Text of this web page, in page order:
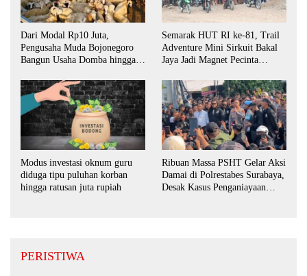
Dari Modal Rp10 Juta,
Pengusaha Muda Bojonegoro
Bangun Usaha Domba hingga
Semarak HUT RI ke-81, Trail
Adventure Mini Sirkuit Bakal
Jaya Jadi Magnet Pecinta
Modus investasi oknum guru
diduga tipu puluhan korban
hingga ratusan juta rupiah
Ribuan Massa PSHT Gelar Aksi
Damai di Polrestabes Surabaya,
Desak Kasus Penganiayaan
PERISTIWA